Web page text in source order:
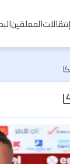
المعلقين